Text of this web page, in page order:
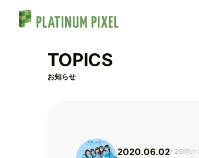
TOPICS
お知らせ
2020.06.02 26時の